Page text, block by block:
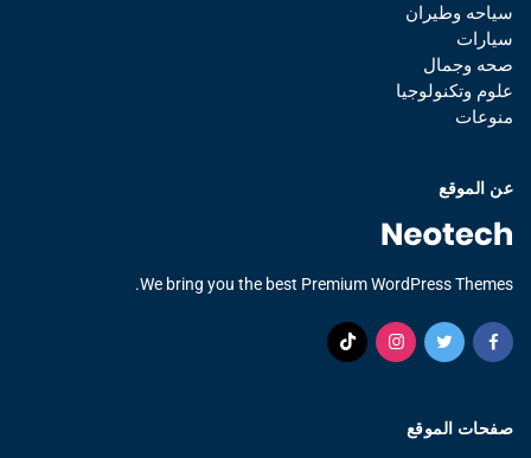
سياحه وطيران
سيارات
صحه وجمال
علوم وتكنولوجيا
منوعات
عن الموقع
We bring you the best Premium WordPress Themes.
صفحات الموقع